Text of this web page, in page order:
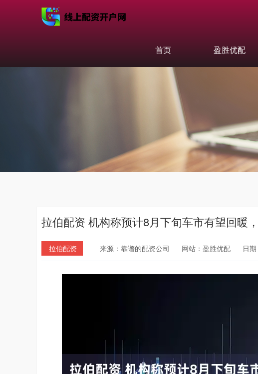
首页 盈胜优配
拉伯配资 机构称预计8月下旬车市有望回暖
拉伯配资 来源：靠谱的配资公司 网站：盈胜优配 日